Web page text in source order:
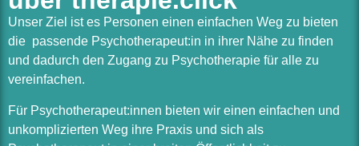
Unser Ziel ist es Personen einen einfachen Weg zu bieten
die passende Psychotherapeut:in in ihrer Nähe zu finden
und dadurch den Zugang zu Psychotherapie für alle zu
vereinfachen.
Für Psychotherapeut:innen bieten wir einen einfachen und
unkomplizierten Weg ihre Praxis und sich als